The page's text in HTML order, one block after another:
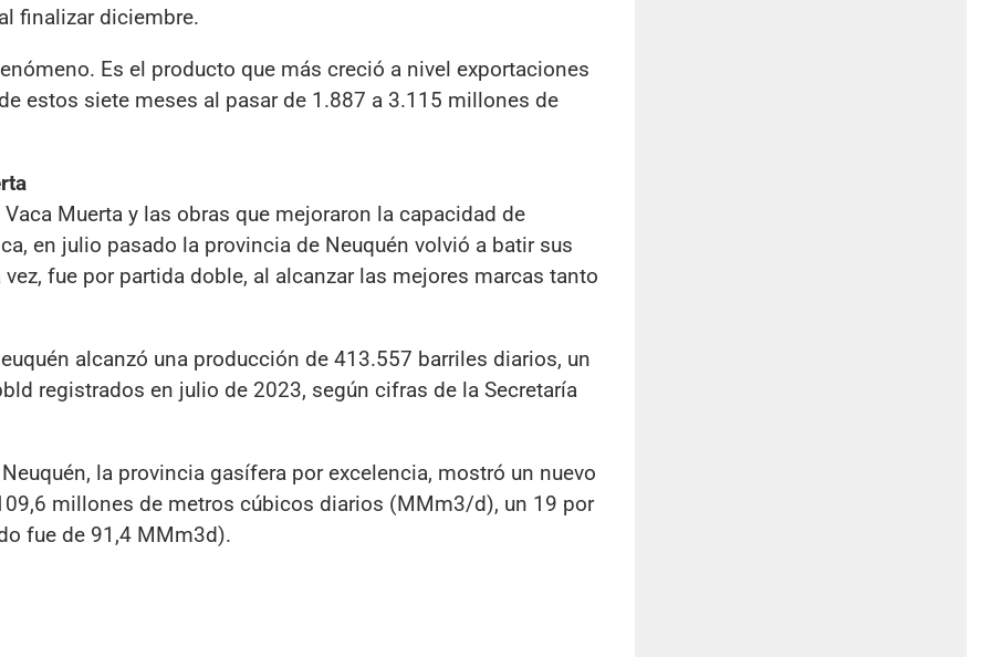
finalizar diciembre.
Es el producto que más creció a nivel exportaciones
estos siete meses al pasar de 1.887 a 3.115 millones de
Muerta y las obras que mejoraron la capacidad de
en julio pasado la provincia de Neuquén volvió a batir sus
fue por partida doble, al alcanzar las mejores marcas tanto
alcanzó una producción de 413.557 barriles diarios, un
registrados en julio de 2023, según cifras de la Secretaría
la provincia gasífera por excelencia, mostró un nuevo
millones de metros cúbicos diarios (MMm3/d), un 19 por
fue de 91,4 MMm3d).